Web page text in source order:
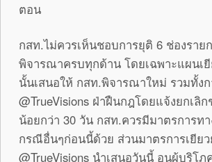
ตอน
กสท.ไม่ควรเห็นชอบการยุติ 6 ช่องราย
พิจารณาครบทุกด้าน โดยเฉพาะแผนเ
นั้นเสนอให้ กสท.พิจารณาใหม่ รวมทั้ง
@TrueVisions ฝ่าฝืนกฎโดยแจ้งยกเลิ
น้อยกว่า 30 วัน กสท.ควรมีมาตรการท
กรณีอื่นๆก่อนนี้ด้วย ส่วนมาตรการเยีย
@TrueVisions นำเสนอวันนี้ อนุผู้บริโ